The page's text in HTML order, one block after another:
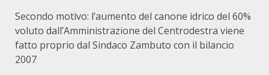
Secondo motivo: l’aumento del canone idrico del 60%
voluto dall’Amministrazione del Centrodestra viene
fatto proprio dal Sindaco Zambuto con il bilancio
2007